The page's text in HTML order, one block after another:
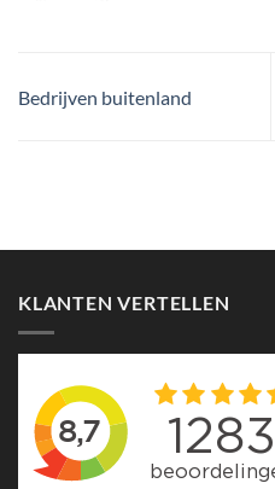
Bedrijven buitenland
KLANTEN VERTELLEN